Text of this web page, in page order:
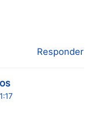
Responder